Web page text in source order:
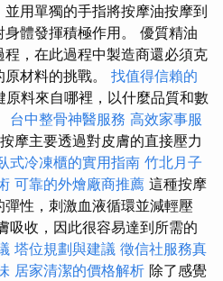
用單獨的手指將按摩油按摩到
體發揮積極作用。 優質精油
，在此過程中製造商還必須克
材料的挑戰。 找值得信賴的
原料來自哪裡，以什麼品質和數
台中整骨神醫服務 高效家事服
摩主要透過對皮膚的直接壓力
式冷凍櫃的實用指南 竹北月子
可靠的外燴廠商推薦 這種按摩
性，刺激血液循環並減輕壓
吸收，因此很容易達到所需的
塔位規劃與建議 徵信社服務真
居家清潔的價格解析 除了感覺